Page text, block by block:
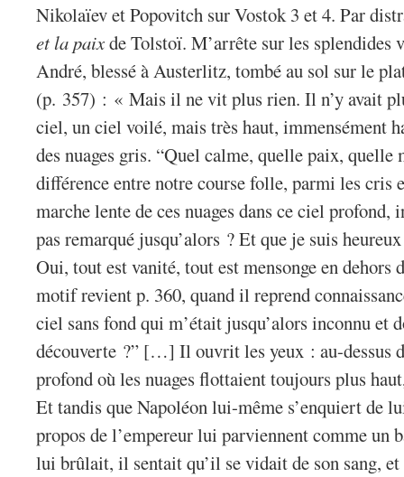
Nikolaïev et Popovitch sur Vostok 3 et 4. Par
et la paixde Tolstoï. M’arrête sur les splendides
André, blessé à Austerlitz, tombé au sol sur le
(p. 357) : « Mais il ne vit plus rien. Il n’y avait
ciel, un ciel voilé, mais très haut, immensément
des nuages gris. “Quel calme, quelle paix,
différence entre notre course folle, parmi les
marche lente de ces nuages dans ce ciel
pas remarqué jusqu’alors ? Et que je suis
Oui, tout est vanité, tout est mensonge en dehors
motif revient p. 360, quand il reprend
ciel sans fond qui m’était jusqu’alors inconnu et
découverte ?” […] Il ouvrit les yeux : au-dessus
profond où les nuages flottaient toujours plus
Et tandis que Napoléon lui-même s’enquiert de
propos de l’empereur lui parviennent comme un
lui brûlait, il sentait qu’il se vidait de son sang,